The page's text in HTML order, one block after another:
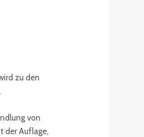
zu den
.
von
der Auflage,